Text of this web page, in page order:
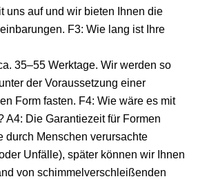
uns auf und wir bieten Ihnen die
F3: Wie lang ist Ihre
35–55 Werktage. Wir werden so
der Voraussetzung einer
Form fasten. F4: Wie wäre es mit
A4: Die Garantiezeit für Formen
durch Menschen verursachte
Unfälle), später können wir Ihnen
von schimmelverschleißenden